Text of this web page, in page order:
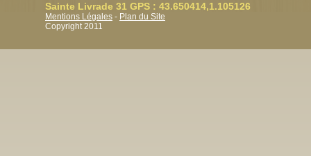
Sainte Livrade 31 GPS : 43.650414,1.105126
Mentions Légales - Plan du Site
Copyright 2011